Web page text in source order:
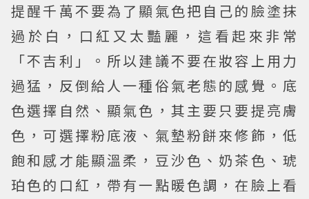
提醒千萬不要為了顯氣色把自己的臉塗抹
過於白，口紅又太豔麗，這看起來非常
「不吉利」。所以建議不要在妝容上用力
過猛，反倒給人一種俗氣老態的感覺。底
色選擇自然、顯氣色，其主要只要提亮膚
色，可選擇粉底液、氣墊粉餅來修飾，低
飽和感才能顯溫柔，豆沙色、奶茶色、琥
珀色的口紅，帶有一點暖色調，在臉上看